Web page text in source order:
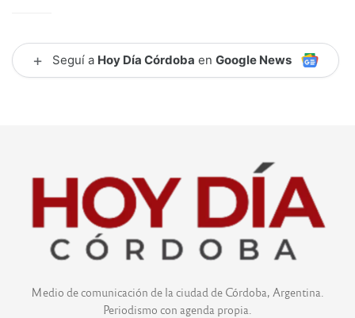
+ Seguí a Hoy Día Córdoba en Google News
Medio de comunicación de la ciudad de Córdoba, Argentina.
Periodismo con agenda propia.